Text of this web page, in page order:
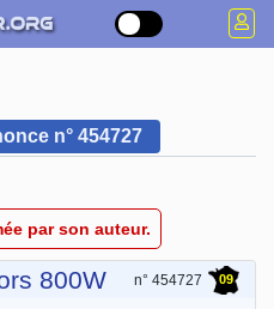
n° 454727
par son auteur.
800W n° 454727 09